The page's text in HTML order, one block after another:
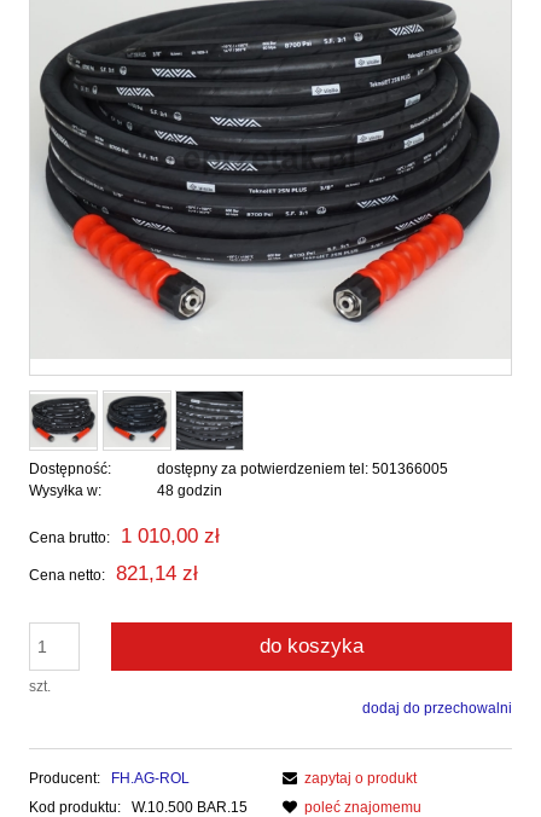
Dostępność:
dostępny za potwierdzeniem tel: 501366005
Wysyłka w:
48 godzin
Cena brutto: 1 010,00 zł
Cena netto: 821,14 zł
szt.
do koszyka
dodaj do przechowalni
Producent:
FH.AG-ROL
Kod produktu:
W.10.500 BAR.15
zapytaj o produkt
poleć znajomemu